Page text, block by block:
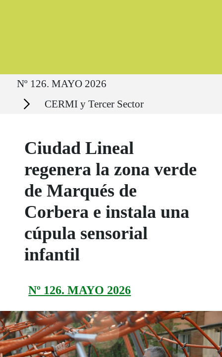
Ruta del sitio
Nº 126. MAYO 2026
Secciones CERMI y Tercer Sector
Ciudad Lineal
regenera la zona verde
de Marqués de
Corbera e instala una
cúpula sensorial
infantil
Nº 126. MAYO 2026